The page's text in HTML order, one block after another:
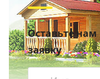
Оставьте нам
заявку